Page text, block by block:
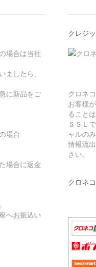
場合は当社
したら、
に新品をご
場合
場合に返金
へお振込い
クレジ
クロネ
お客様
ることは
ＳＳＬ
ャルの
情報流
さい。
クロネ